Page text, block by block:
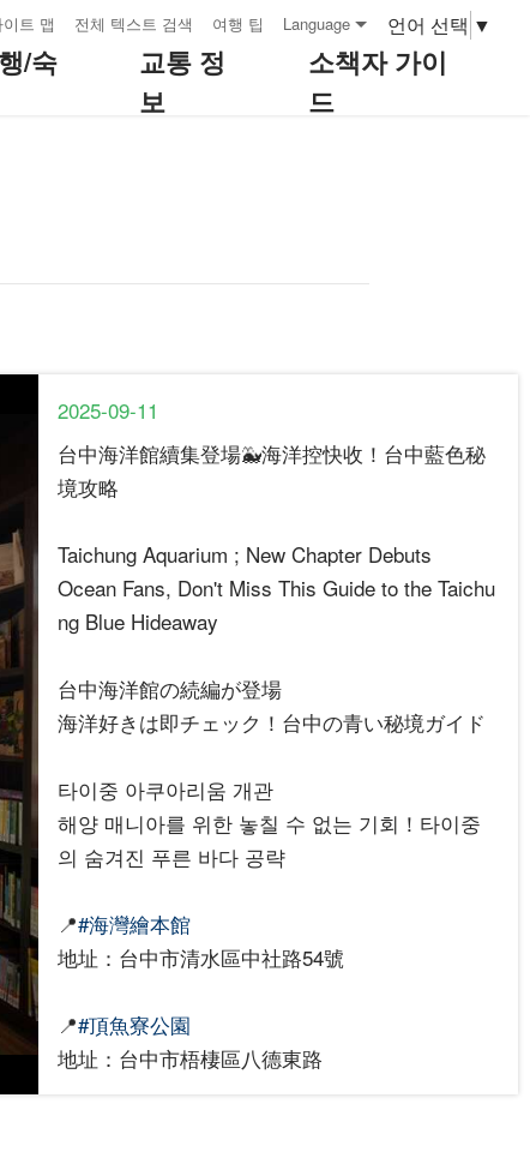
트 맵 전체 텍스트 검색 여행 팁 Language 언어 선택 ▼
/숙
교통 정
보
소책자 가이
드
2025-09-11
台中海洋館續集登場🐳海洋控快收！台中藍色秘
境攻略
Taichung Aquarium ; New Chapter Debuts
Ocean Fans, Don't Miss This Guide to the Taichu
ng Blue Hideaway
台中海洋館の続編が登場
海洋好きは即チェック！台中の青い秘境ガイド
타이중 아쿠아리움 개관
해양 매니아를 위한 놓칠 수 없는 기회！타이중
의 숨겨진 푸른 바다 공략
📍#海灣繪本館
地址：台中市清水區中社路54號
📍#頂魚寮公園
地址：台中市梧棲區八德東路